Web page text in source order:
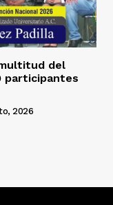
del
participantes
2026